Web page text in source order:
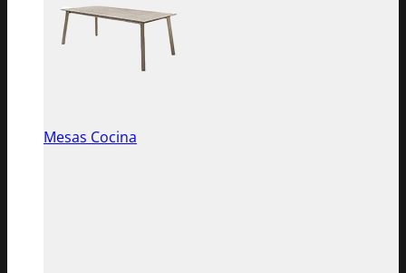
Mesas Cocina